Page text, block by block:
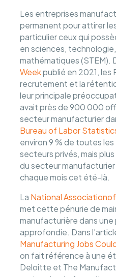
Les entreprises
permanent pour attirer
particulier ceux qui
en sciences,
mathématiques (STEM).
Weekpublié en 2021, les
recrutement et la
leur principale
avait près de 900 000
secteur manufacturier
Bureau of Labor
environ 9 % de toutes
secteurs privés, mais
du secteur
chaque mois cet été-là.
La National
met cette pénurie de
manufacturière dans
approfondie. Dans
Manufacturing Jobs
on fait référence à une
Deloitte et The